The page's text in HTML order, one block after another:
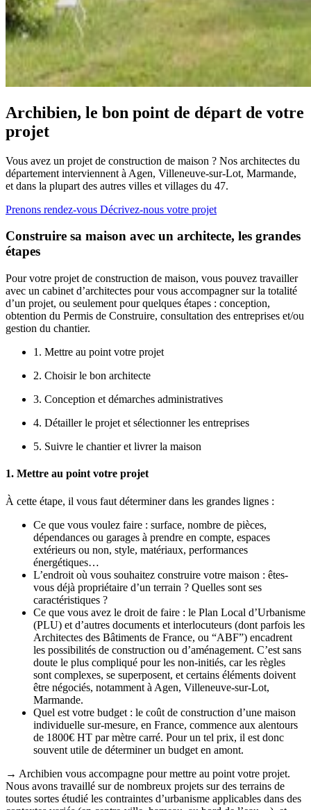
Archibien, le bon point de départ de votre
projet
Vous avez un projet de construction de maison ? Nos architectes du
département interviennent à Agen, Villeneuve-sur-Lot, Marmande,
et dans la plupart des autres villes et villages du 47.
Prenons rendez-vous Décrivez-nous votre projet
Construire sa maison avec un architecte, les grandes
étapes
Pour votre projet de construction de maison, vous pouvez travailler
avec un cabinet d’architectes pour vous accompagner sur la totalité
d’un projet, ou seulement pour quelques étapes : conception,
obtention du Permis de Construire, consultation des entreprises et/ou
gestion du chantier.
1. Mettre au point votre projet
2. Choisir le bon architecte
3. Conception et démarches administratives
4. Détailler le projet et sélectionner les entreprises
5. Suivre le chantier et livrer la maison
1. Mettre au point votre projet
À cette étape, il vous faut déterminer dans les grandes lignes :
Ce que vous voulez faire : surface, nombre de pièces,
dépendances ou garages à prendre en compte, espaces
extérieurs ou non, style, matériaux, performances
énergétiques…
L’endroit où vous souhaitez construire votre maison : êtes-
vous déjà propriétaire d’un terrain ? Quelles sont ses
caractéristiques ?
Ce que vous avez le droit de faire : le Plan Local d’Urbanisme
(PLU) et d’autres documents et interlocuteurs (dont parfois les
Architectes des Bâtiments de France, ou “ABF”) encadrent
les possibilités de construction ou d’aménagement. C’est sans
doute le plus compliqué pour les non-initiés, car les règles
sont complexes, se superposent, et certains éléments doivent
être négociés, notamment à Agen, Villeneuve-sur-Lot,
Marmande.
Quel est votre budget : le coût de construction d’une maison
individuelle sur-mesure, en France, commence aux alentours
de 1800€ HT par mètre carré. Pour un tel prix, il est donc
souvent utile de déterminer un budget en amont.
→ Archibien vous accompagne pour mettre au point votre projet.
Nous avons travaillé sur de nombreux projets sur des terrains de
toutes sortes étudié les contraintes d’urbanisme applicables dans des